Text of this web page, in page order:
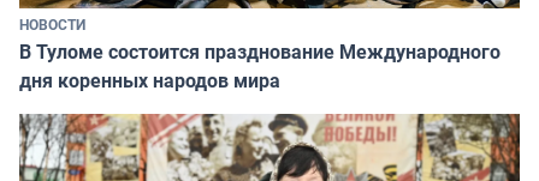
НОВОСТИ
В Туломе состоится празднование Международного
дня коренных народов мира